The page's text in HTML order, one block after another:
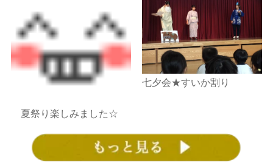
夏祭り楽しみました☆
七夕会★すいか割り